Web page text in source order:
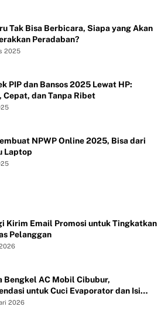
Tak Bisa Berbicara, Siapa yang Akan
Peradaban?
2025
PIP dan Bansos 2025 Lewat HP:
Cepat, dan Tanpa Ribet
NPWP Online 2025, Bisa dari
Laptop
Kirim Email Promosi untuk Tingkatkan
Pelanggan
Bengkel AC Mobil Cibubur,
untuk Cuci Evaporator dan Isi
AC Mobil Dingin Maksimal Tanpa
2026